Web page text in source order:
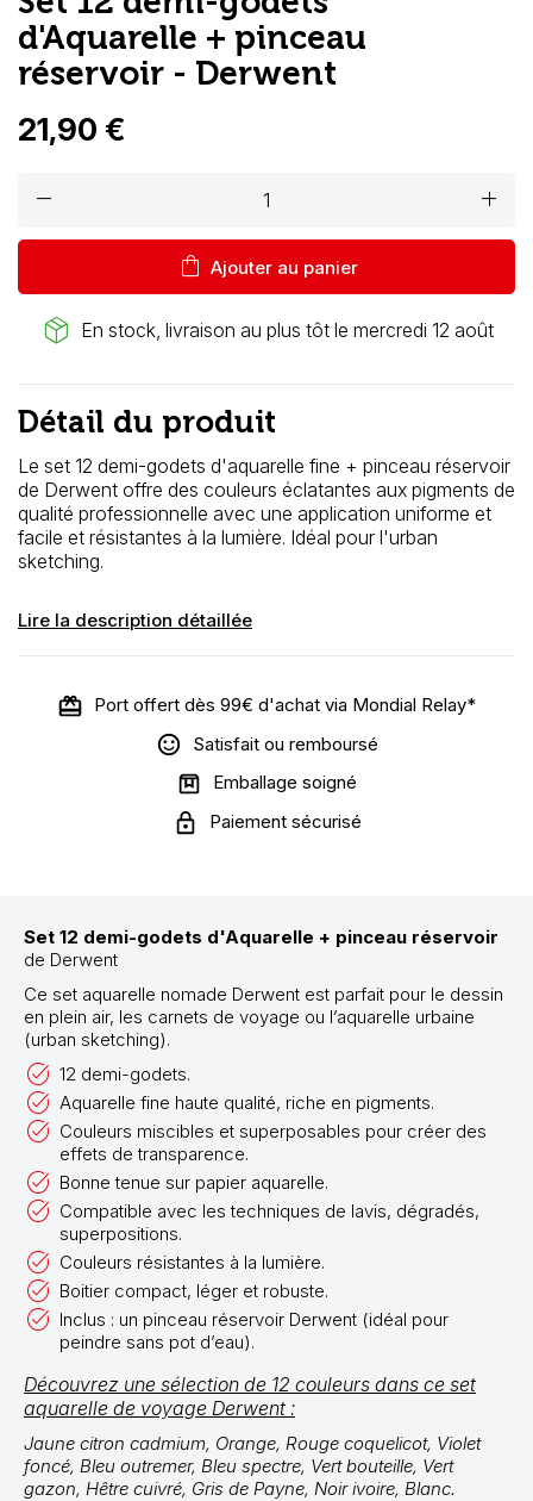
d'Aquarelle + pinceau
réservoir - Derwent
21,90 €
remove add
shopping_bag Ajouter au panier
package_2 En stock, livraison au plus tôt le mercredi 12 août
Détail du produit
Le set 12 demi-godets d'aquarelle fine + pinceau réservoir
de Derwent offre des couleurs éclatantes aux pigments de
qualité professionnelle avec une application uniforme et
facile et résistantes à la lumière. Idéal pour l'urban
sketching.
Lire la description détaillée
Port offert dès 99€ d'achat via Mondial Relay*
Satisfait ou remboursé
Emballage soigné
Paiement sécurisé
Set 12 demi-godets d'Aquarelle + pinceau réservoir
de Derwent
Ce set aquarelle nomade Derwent est parfait pour le dessin
en plein air, les carnets de voyage ou l’aquarelle urbaine
(urban sketching).
12 demi-godets.
Aquarelle fine haute qualité, riche en pigments.
Couleurs miscibles et superposables pour créer des
effets de transparence.
Bonne tenue sur papier aquarelle.
Compatible avec les techniques de lavis, dégradés,
superpositions.
Couleurs résistantes à la lumière.
Boitier compact, léger et robuste.
Inclus : un pinceau réservoir Derwent (idéal pour
peindre sans pot d’eau).
Découvrez une sélection de 12 couleurs dans ce set
aquarelle de voyage Derwent :
Jaune citron cadmium, Orange, Rouge coquelicot, Violet
foncé, Bleu outremer, Bleu spectre, Vert bouteille, Vert
gazon, Hêtre cuivré, Gris de Payne, Noir ivoire, Blanc.